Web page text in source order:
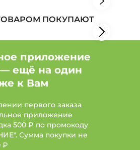
ПОКУПАЮТ
приложение
ещё на один
к Вам
первого заказа
приложение
500 ₽ по промокоду
Сумма покупки не
₽